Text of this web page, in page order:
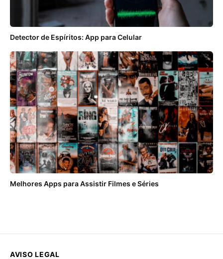
Detector de Espíritos: App para Celular
Melhores Apps para Assistir Filmes e Séries
AVISO LEGAL